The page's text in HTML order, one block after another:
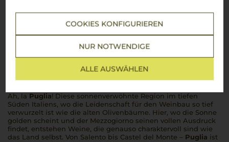
COOKIES KONFIGURIEREN
NUR NOTWENDIGE
ALLE AUSWÄHLEN
Apulien
Fruchtige, kraftvolle Weine mit unverkennbarer
süditalienischer Note
Ah, la Puglia! Diese sonnenverwöhnte Region im tiefen
Süden Italiens, wo die Leidenschaft für den Weinbau so tief
verwurzelt ist wie die alten Olivenbäume. Hier, wo die Sonne
golden scheint und der Mezzogiorno seinen vollen Ausdruck
findet, entstehen Weine, die genauso charaktervoll sind wie
das Land selbst. Von Salento bis Castel del Monte – Puglia ist